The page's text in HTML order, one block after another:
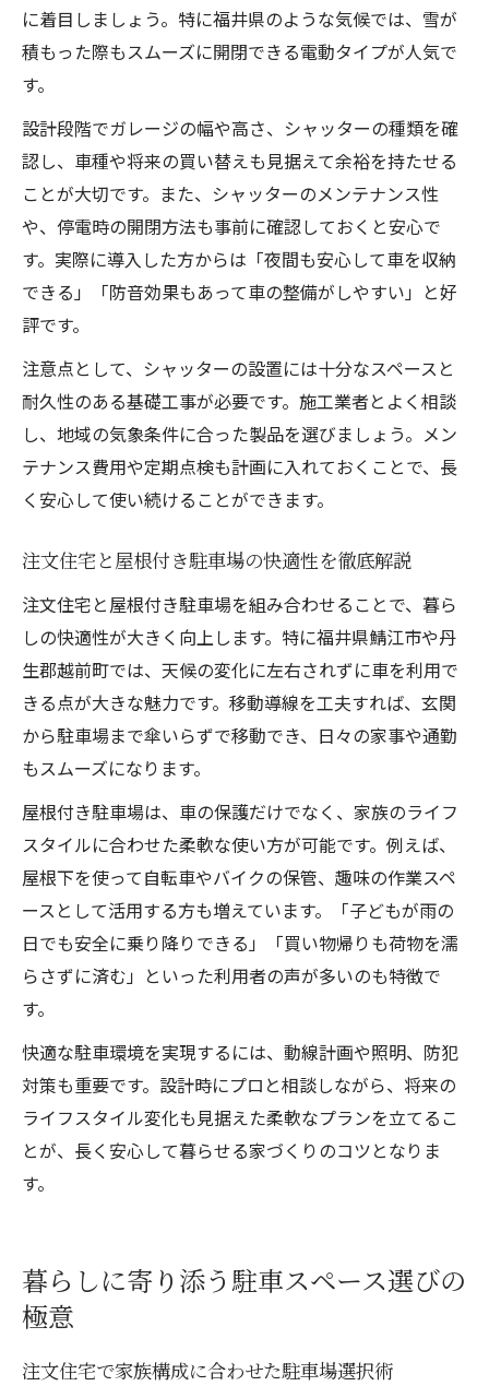
に着目しましょう。特に福井県のような気候では、雪が
積もった際もスムーズに開閉できる電動タイプが人気で
す。
設計段階でガレージの幅や高さ、シャッターの種類を確
認し、車種や将来の買い替えも見据えて余裕を持たせる
ことが大切です。また、シャッターのメンテナンス性
や、停電時の開閉方法も事前に確認しておくと安心で
す。実際に導入した方からは「夜間も安心して車を収納
できる」「防音効果もあって車の整備がしやすい」と好
評です。
注意点として、シャッターの設置には十分なスペースと
耐久性のある基礎工事が必要です。施工業者とよく相談
し、地域の気象条件に合った製品を選びましょう。メン
テナンス費用や定期点検も計画に入れておくことで、長
く安心して使い続けることができます。
注文住宅と屋根付き駐車場の快適性を徹底解説
注文住宅と屋根付き駐車場を組み合わせることで、暮ら
しの快適性が大きく向上します。特に福井県鯖江市や丹
生郡越前町では、天候の変化に左右されずに車を利用で
きる点が大きな魅力です。移動導線を工夫すれば、玄関
から駐車場まで傘いらずで移動でき、日々の家事や通勤
もスムーズになります。
屋根付き駐車場は、車の保護だけでなく、家族のライフ
スタイルに合わせた柔軟な使い方が可能です。例えば、
屋根下を使って自転車やバイクの保管、趣味の作業スペ
ースとして活用する方も増えています。「子どもが雨の
日でも安全に乗り降りできる」「買い物帰りも荷物を濡
らさずに済む」といった利用者の声が多いのも特徴で
す。
快適な駐車環境を実現するには、動線計画や照明、防犯
対策も重要です。設計時にプロと相談しながら、将来の
ライフスタイル変化も見据えた柔軟なプランを立てるこ
とが、長く安心して暮らせる家づくりのコツとなりま
す。
暮らしに寄り添う駐車スペース選びの
極意
注文住宅で家族構成に合わせた駐車場選択術